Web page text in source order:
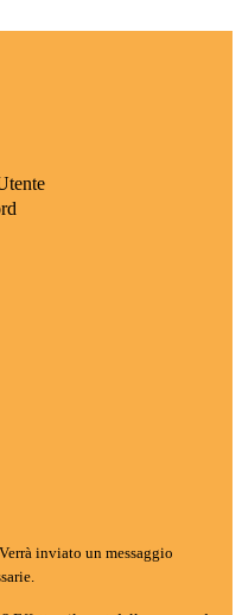
Verrà inviato un messaggio